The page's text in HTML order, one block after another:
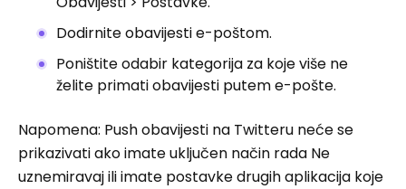
Dodirnite obavijesti e-poštom.
Poništite odabir kategorija za koje više ne
želite primati obavijesti putem e-pošte.
Napomena: Push obavijesti na Twitteru neće se
prikazivati ​​ako imate uključen način rada Ne
uznemiravaj ili imate postavke drugih aplikacija koje